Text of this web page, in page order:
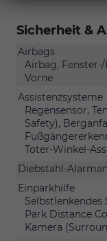
Sicherheit &
Airbags
Airbag,
Vorne
Assistenzsysteme
Regensensor,
Safety),
Toter-Winkel-
Diebstahl-
Einparkhilfe
Park Distance
Kamera